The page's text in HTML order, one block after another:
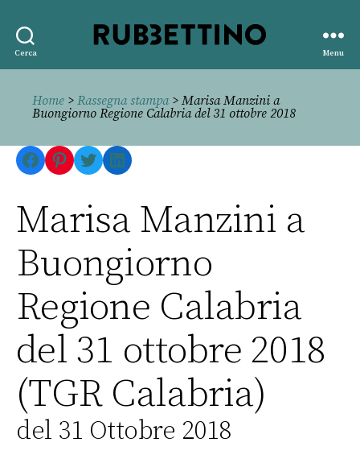
Cerca
editore
Menu
Home > Rassegna stampa> Marisa Manzini a
Buongiorno Regione Calabria del 31 ottobre 2018
Facebook
Pinterest
TwitterLinkedIn
Marisa Manzini a
Buongiorno
Regione Calabria
del 31 ottobre 2018
(TGR Calabria)
del 31 Ottobre 2018